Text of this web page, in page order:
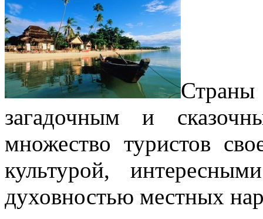
загадочным и
множество туристов
культурой,
духовностью местных